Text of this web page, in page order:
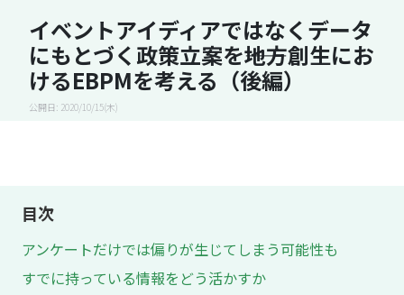
イベントアイディアではなくデータ
にもとづく政策立案を――地方創生にお
けるEBPMを考える（後編）
公開日: 2020/10/15(木)
目次
アンケートだけでは偏りが生じてしまう可能性も
すでに持っている情報をどう活かすか